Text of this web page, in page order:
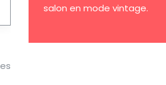
salon en mode vintage.